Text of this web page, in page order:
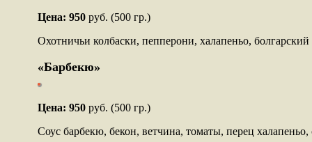
Цена: 950руб. (500 гр.)
Охотничьи колбаски, пепперони, халапеньо,
«Барбекю»
Цена: 950руб. (500 гр.)
Соус барбекю, бекон, ветчина, томаты, перец